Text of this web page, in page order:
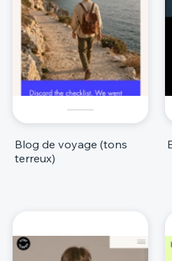
Blog de voyage (tons
terreux)